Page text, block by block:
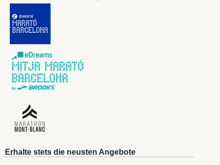
Erhalte stets die neusten Angebote